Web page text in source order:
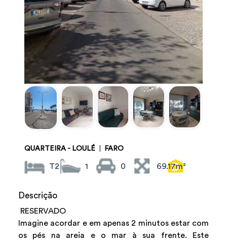
QUARTEIRA - LOULÉ FARO
T2 1 0 69.17m²
Descrição
RESERVADO
Imagine acordar e em apenas 2 minutos estar com
os pés na areia e o mar à sua frente. Este